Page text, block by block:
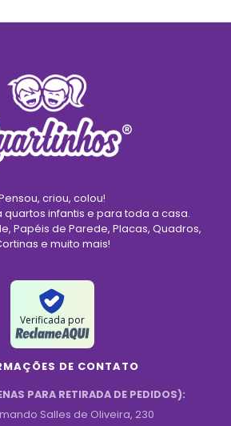
criou, colou!
infantis e para toda a casa.
Papéis de Parede, Placas, Quadros,
e muito mais!
Verificada por
DE CONTATO
PARA RETIRADA DE PEDIDOS):
Salles de Oliveira, 230